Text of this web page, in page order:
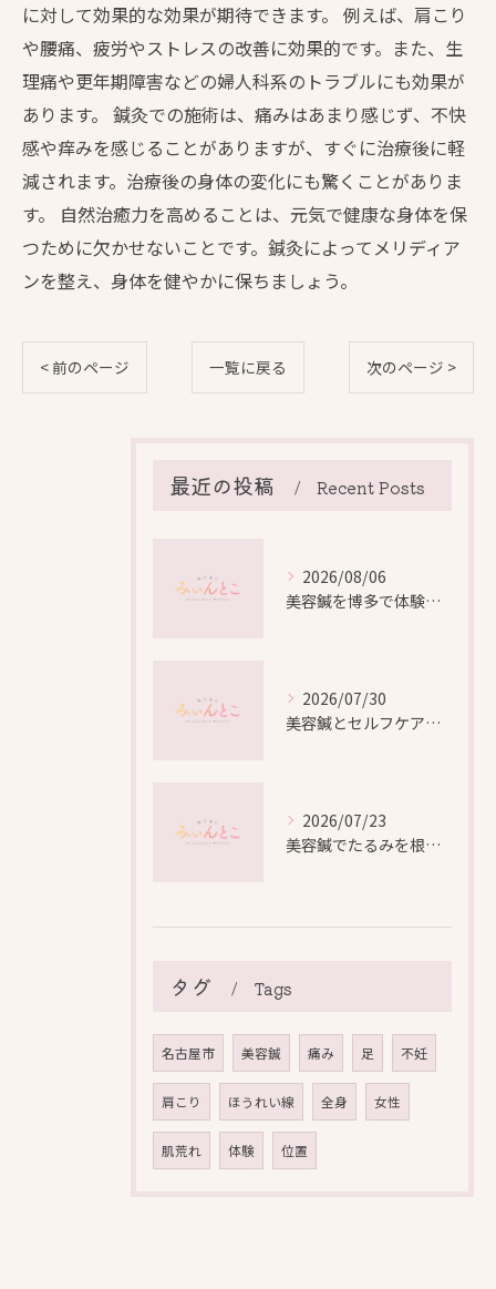
に対して効果的な効果が期待できます。 例えば、肩こり
や腰痛、疲労やストレスの改善に効果的です。また、生
理痛や更年期障害などの婦人科系のトラブルにも効果が
あります。 鍼灸での施術は、痛みはあまり感じず、不快
感や痒みを感じることがありますが、すぐに治療後に軽
減されます。治療後の身体の変化にも驚くことがありま
す。 自然治癒力を高めることは、元気で健康な身体を保
つために欠かせないことです。鍼灸によってメリディア
ンを整え、身体を健やかに保ちましょう。
< 前のページ 一覧に戻る 次のページ >
最近の投稿 Recent Posts
2026/08/06
美容鍼を博多で体験する際の効果や安全性と料金比較徹底ガイド
2026/07/30
美容鍼とセルフケアで叶える愛知県名古屋市北区米が瀬町の新しい美しさ
2026/07/23
美容鍼でたるみを根本から改善し自然なリフトアップを叶える方法
タグ Tags
名古屋市 美容鍼 痛み 足 不妊
肩こり ほうれい線 全身 女性
肌荒れ 体験 位置